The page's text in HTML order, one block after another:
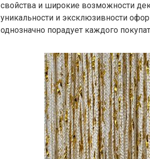
свойства и широкие возможности
уникальности и эксклюзивности
однозначно порадует каждого